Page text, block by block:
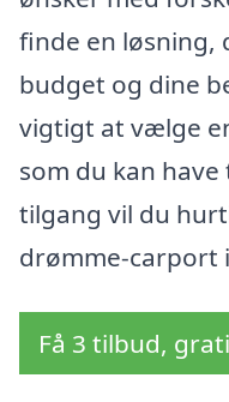
finde en løsning,
budget og dine
vigtigt at vælge
som du kan
tilgang vil du
drømme-carport
Få 3 tilbud,